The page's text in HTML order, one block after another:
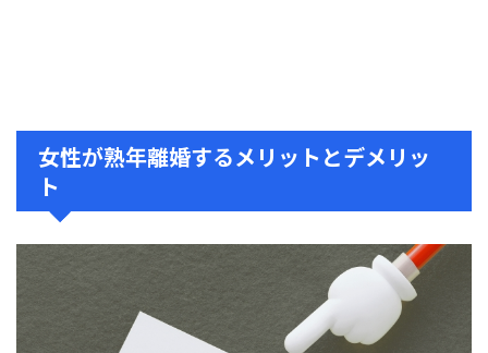
女性が熟年離婚するメリットとデメリッ
ト